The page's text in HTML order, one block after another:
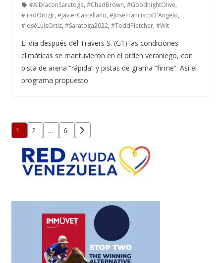
#AlDíaconSaratoga, #ChadBrown, #GoodnightOlive,
#IradOrtizJr, #JavierCastellano, #JoséFranciscoD'Angelo,
#JoséLuisOrtiz, #Saratoga2022, #ToddPletcher, #Wit
El día después del Travers S. (G1) las condiciones
climáticas se mantuvieron en el orden veraniego, con
pista de arena “rápida” y pistas de grama “firme”. Así el
programa propuesto
Paginación
de
entradas
1 2 … 6